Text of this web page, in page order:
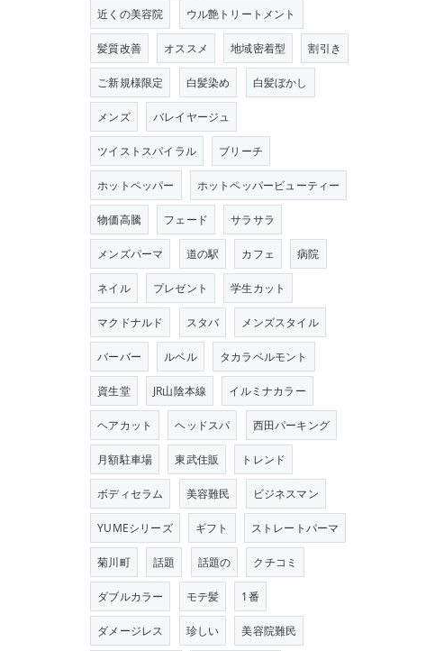
近くの美容院 ウル艶トリートメント
髪質改善 オススメ 地域密着型 割引き
ご新規様限定 白髪染め 白髪ぼかし
メンズ バレイヤージュ
ツイストスパイラル ブリーチ
ホットペッパー ホットペッパービューティー
物価高騰 フェード サラサラ
メンズパーマ 道の駅 カフェ 病院
ネイル プレゼント 学生カット
マクドナルド スタバ メンズスタイル
バーバー ルベル タカラベルモント
資生堂 JR山陰本線 イルミナカラー
ヘアカット ヘッドスパ 西田パーキング
月額駐車場 東武住販 トレンド
ボディセラム 美容難民 ビジネスマン
YUMEシリーズ ギフト ストレートパーマ
菊川町 話題 話題の クチコミ
ダブルカラー モテ髪 1番
ダメージレス 珍しい 美容院難民